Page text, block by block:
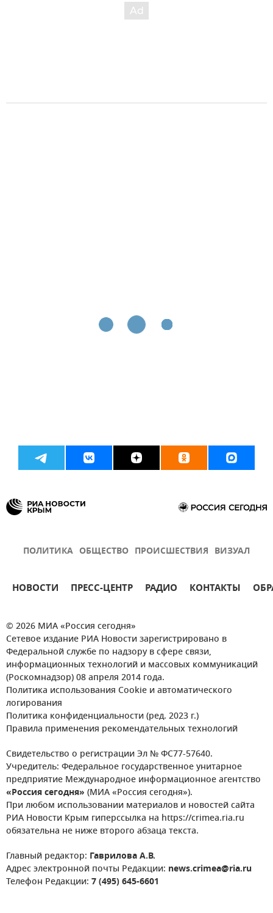
ПОЛИТИКА ОБЩЕСТВО ПРОИСШЕСТВИЯ ВИЗУАЛ
НОВОСТИ ПРЕСС-ЦЕНТР РАДИО КОНТАКТЫ
© 2026 МИА «Россия сегодня»
Сетевое издание РИА Новости зарегистрировано в
Федеральной службе по надзору в сфере связи,
информационных технологий и массовых коммуникаций
(Роскомнадзор) 08 апреля 2014 года.
Политика использования Cookie и автоматического
логирования
Политика конфиденциальности (ред. 2023 г.)
Правила применения рекомендательных технологий
Свидетельство о регистрации Эл № ФС77-57640.
Учредитель: Федеральное государственное унитарное
предприятие Международное информационное агентство
«Россия сегодня» (МИА «Россия сегодня»).
При любом использовании материалов и новостей сайта
РИА Новости Крым гиперссылка на https://crimea.ria.ru
обязательна не ниже второго абзаца текста.
Главный редактор: Гаврилова А.В.
Адрес электронной почты Редакции: news.crimea@ria.ru
Телефон Редакции: 7 (495) 645-6601